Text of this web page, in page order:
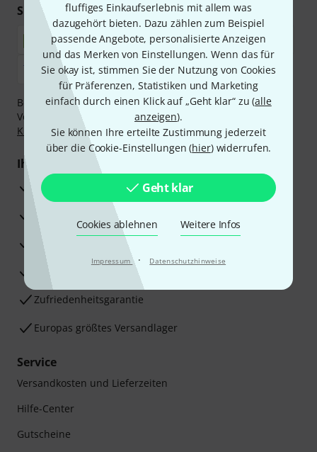
fluffiges Einkaufserlebnis mit allem was
dazugehört bieten. Dazu zählen zum Beispiel
passende Angebote, personalisierte Anzeigen
und das Merken von Einstellungen. Wenn das für
Sie okay ist, stimmen Sie der Nutzung von Cookies
für Präferenzen, Statistiken und Marketing
einfach durch einen Klick auf „Geht klar“ zu (alle
anzeigen).
Sie können Ihre erteilte Zustimmung jederzeit
über die Cookie-Einstellungen (hier) widerrufen.
Geht klar
Cookies ablehnen Weitere Infos
Impressum · Datenschutzhinweise
Sicher einkaufen & bezahlen
Bezahlen Sie vertraulich und sicher per Nachnahme,
Vorkasse, PayPal, Amazon Pay,Klarna Sofort bezahlen
Klarna Ratenzahlungoder Kreditkarte.
Ihre Vorteile
3 Jahre Thomann Garantie
30 Tage Money-Back-Garantie
Beratung durch Fachexperten
Zufriedenheitsgarantie
Europas größtes Versandlager
Service
Versandkosten und Lieferzeiten
Hilfe-Center
Gutscheine